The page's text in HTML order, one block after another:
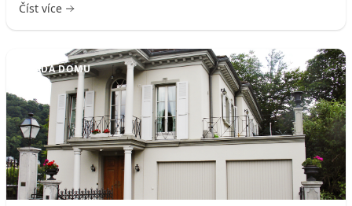
Číst více
FASÁDA DOMU